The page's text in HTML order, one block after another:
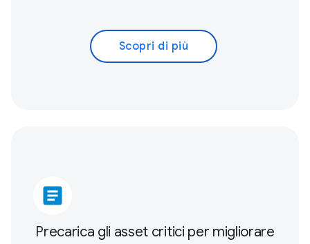
Scopri di più
article
Precarica gli asset critici per migliorare